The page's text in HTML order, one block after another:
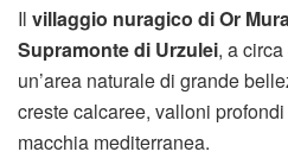
Il villaggio nuragico di Or
Supramonte di Urzulei, a circa
un’area naturale di grande
creste calcaree, valloni
macchia mediterranea.